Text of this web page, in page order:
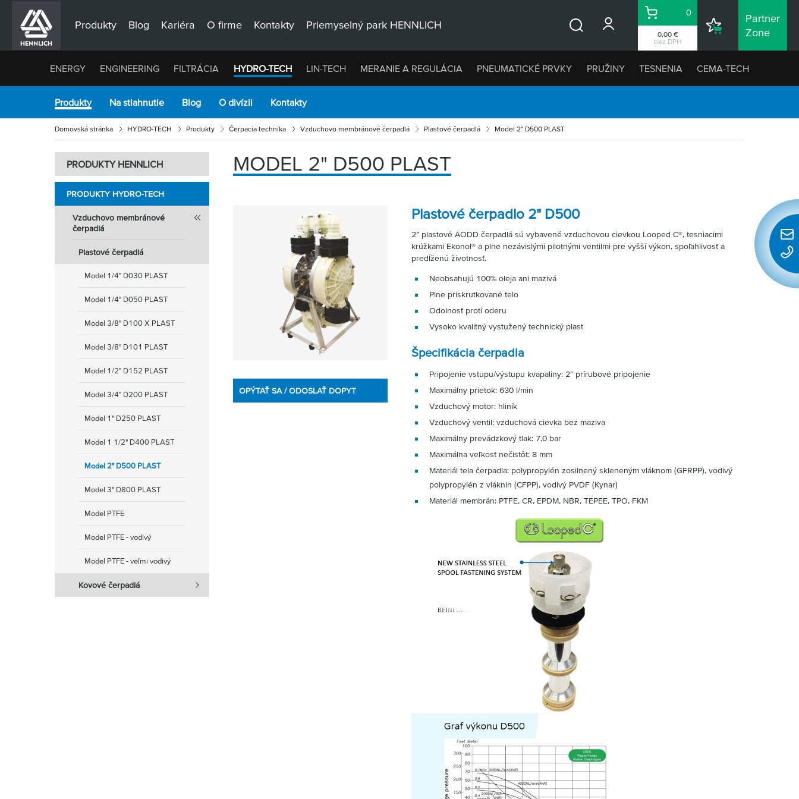
Produkty Blog Kariéra O firme Kontakty Priemyselný park HENNLICH
0,00 €
bez DPH
Košík
0
Nákupný
Partner
Zone
ENERGY ENGINEERING FILTRÁCIA HYDRO-TECH LIN-TECH MERANIE A REGULÁCIA PNEUMATICKÉ PRVKY PRUŽINY TESNENIA CEMA-TECH
Produkty Na stiahnutie Blog O divízii Kontakty
Domovská stránka HYDRO-TECH Produkty Čerpacia technika Vzduchovo membránové čerpadlá Plastové čerpadlá Model 2" D500 PLAST
PRODUKTY HENNLICH
PRODUKTY HYDRO-TECH
Vzduchovo membránové
čerpadlá
Plastové čerpadlá
Model 1/4" D030 PLAST
Model 1/4" D050 PLAST
Model 3/8" D100 X PLAST
Model 3/8" D101 PLAST
Model 1/2" D152 PLAST
Model 3/4" D200 PLAST
Model 1" D250 PLAST
Model 1 1/2" D400 PLAST
Model 2" D500 PLAST
Model 3" D800 PLAST
Model PTFE
Model PTFE - vodivý
Model PTFE - veľmi vodivý
Kovové čerpadlá
MODEL 2" D500 PLAST
OPÝTAŤ SA / ODOSLAŤ DOPYT
Plastové čerpadlo 2" D500
2” plastové AODD čerpadlá sú vybavené vzduchovou cievkou Looped C®, tesniacimi
krúžkami Ekonol® a plne nezávislými pilotnými ventilmi pre vyšší výkon, spoľahlivosť a
predĺženú životnosť.
Neobsahujú 100% oleja ani mazivá
Plne priskrutkované telo
Odolnosť proti oderu
Vysoko kvalitný vystužený technický plast
Špecifikácia čerpadla
Pripojenie vstupu/výstupu kvapaliny: 2" prírubové pripojenie
Maximálny prietok: 630 l/min
Vzduchový motor: hliník
Vzduchový ventil: vzduchová cievka bez maziva
Maximálny prevádzkový tlak: 7,0 bar
Maximálna veľkosť nečistôt: 8 mm
Materiál tela čerpadla: polypropylén zosilnený skleneným vláknom (GFRPP), vodivý
polypropylén z vláknin (CFPP), vodivý PVDF (Kynar)
Materiál membrán: PTFE, CR, EPDM, NBR, TEPEE, TPO, FKM